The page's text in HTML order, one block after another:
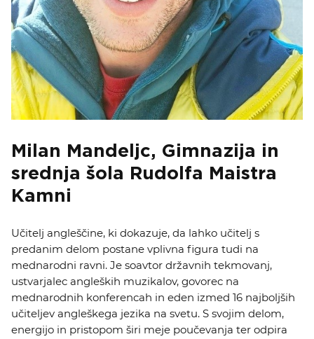
Milan Mandeljc, Gimnazija in
srednja šola Rudolfa Maistra
Kamni
Učitelj angleščine, ki dokazuje, da lahko učitelj s
predanim delom postane vplivna figura tudi na
mednarodni ravni. Je soavtor državnih tekmovanj,
ustvarjalec angleških muzikalov, govorec na
mednarodnih konferencah in eden izmed 16 najboljših
učiteljev angleškega jezika na svetu. S svojim delom,
energijo in pristopom širi meje poučevanja ter odpira